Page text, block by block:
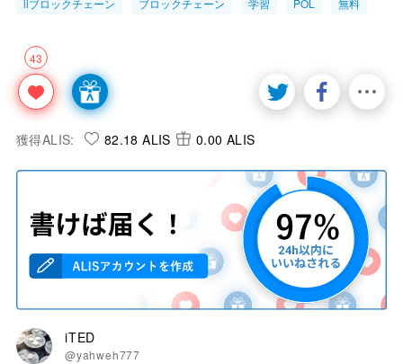
iiブロックチェーン ブロックチェーン 学習 POL 無料
43
獲得ALIS: 82.18 ALIS 0.00 ALIS
iTED
@yahweh777